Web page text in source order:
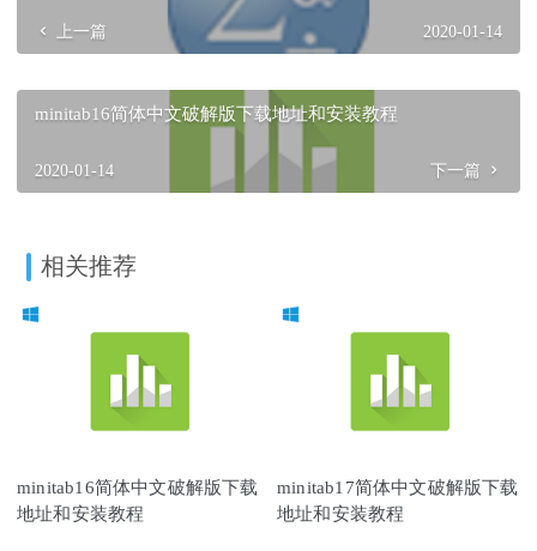
上一篇 2020-01-14
minitab16简体中文破解版下载地址和安装教程
2020-01-14 下一篇
相关推荐
minitab16简体中文破解版下载
地址和安装教程
minitab17简体中文破解版下载
地址和安装教程